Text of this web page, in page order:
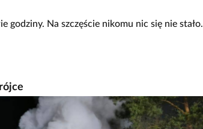
godziny. Na szczęście nikomu nic się nie stało.